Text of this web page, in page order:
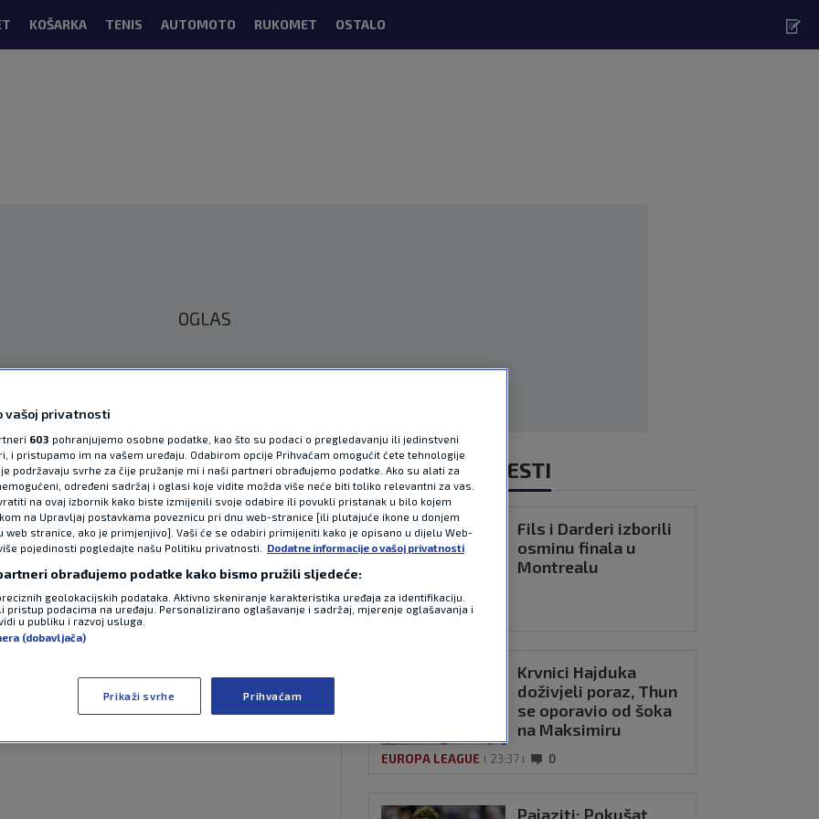
KOŠARKA TENIS AUTOMOTO RUKOMET OSTALO
OGLAS
je plakao:
11:19 1 komentar
dana donosi novog kandidata za
osmini finala odigrali
u povijest. Pročitaj više
NAJNOVIJE VIJESTI
Fils i Darderi izborili
osminu finala u
Montrealu
ATP 23:42
Krvnici Hajduka
doživjeli poraz, Thun
se oporavio od šoka
na Maksimiru
EUROPA LEAGUE 23:37 0
Pajaziti: Pokušat
vašoj privatnosti
603 pohranjujemo osobne podatke, kao što su podaci o pregledavanju ili jedinstveni
i pristupamo im na vašem uređaju. Odabirom opcije Prihvaćam omogućit ćete tehnologije
podržavaju svrhe za čije pružanje mi i naši partneri obrađujemo podatke. Ako su alati za
određeni sadržaj i oglasi koje vidite možda više neće biti toliko relevantni za vas.
na ovaj izbornik kako biste izmijenili svoje odabire ili povukli pristanak u bilo kojem
na Upravljaj postavkama poveznicu pri dnu web-stranice [ili plutajuće ikone u donjem
web stranice, ako je primjenjivo]. Vaši će se odabiri primijeniti kako je opisano u dijelu Web-
pojedinosti pogledajte našu Politiku privatnosti.
Dodatne informacije o vašoj privatnosti
obrađujemo podatke kako bismo pružili sljedeće:
geolokacijskih podataka. Aktivno skeniranje karakteristika uređaja za identifikaciju.
pristup podacima na uređaju. Personalizirano oglašavanje i sadržaj, mjerenje oglašavanja i
u publiku i razvoj usluga.
(dobavljača)
Prikaži svrhe Prihvaćam